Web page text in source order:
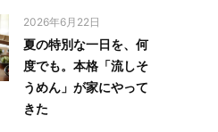
2026年6月22日
夏の特別な一日を、何
度でも。本格「流しそ
うめん」が家にやって
きた